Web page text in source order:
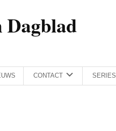
Dagblad
CONTACT SERIES